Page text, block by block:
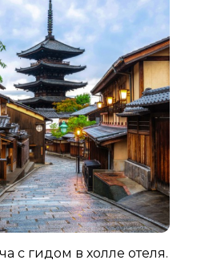
с гидом в холле отеля.